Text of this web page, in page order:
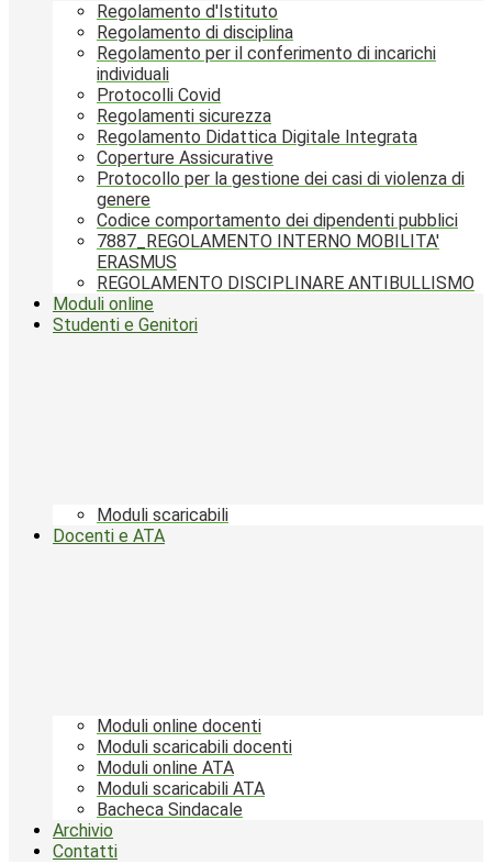
Regolamento d'Istituto
Regolamento di disciplina
Regolamento per il conferimento di incarichi
individuali
Protocolli Covid
Regolamenti sicurezza
Regolamento Didattica Digitale Integrata
Coperture Assicurative
Protocollo per la gestione dei casi di violenza di
genere
Codice comportamento dei dipendenti pubblici
7887_REGOLAMENTO INTERNO MOBILITA'
ERASMUS
REGOLAMENTO DISCIPLINARE ANTIBULLISMO
Moduli online
Studenti e Genitori
Moduli scaricabili
Docenti e ATA
Moduli online docenti
Moduli scaricabili docenti
Moduli online ATA
Moduli scaricabili ATA
Bacheca Sindacale
Archivio
Contatti